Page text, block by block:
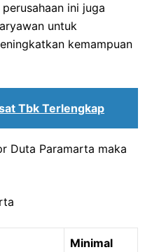
ini juga
untuk
kemampuan
Tbk Terlengkap
Duta Paramarta maka
Minimal